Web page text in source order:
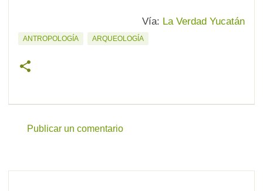
Vía: La Verdad Yucatán
ANTROPOLOGÍA ARQUEOLOGÍA
Publicar un comentario